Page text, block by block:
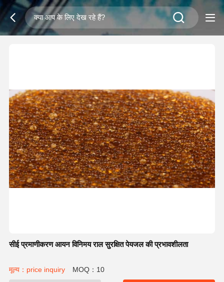
सीई प्रमाणीकरण आयन विनिमय राल सुरक्षित पेयजल की प्रभावशीलता
मूल्य：price inquiry MOQ：10